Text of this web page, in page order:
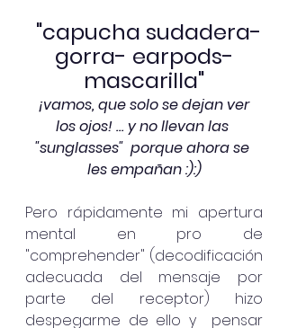
"capucha sudadera-
gorra- earpods-
mascarilla"
¡vamos, que solo se dejan ver
los ojos! … y no llevan las
"sunglasses"  porque ahora se
les empañan :):)
Pero rápidamente mi apertura
mental en pro de
"comprehender" (decodificación
adecuada del mensaje por
parte del receptor) hizo
despegarme de ello y  pensar